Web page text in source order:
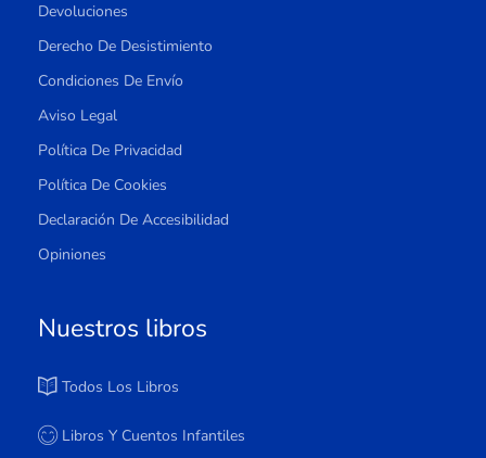
Devoluciones
Derecho De Desistimiento
Condiciones De Envío
Aviso Legal
Política De Privacidad
Política De Cookies
Declaración De Accesibilidad
Opiniones
Nuestros libros
Todos Los Libros
Libros Y Cuentos Infantiles